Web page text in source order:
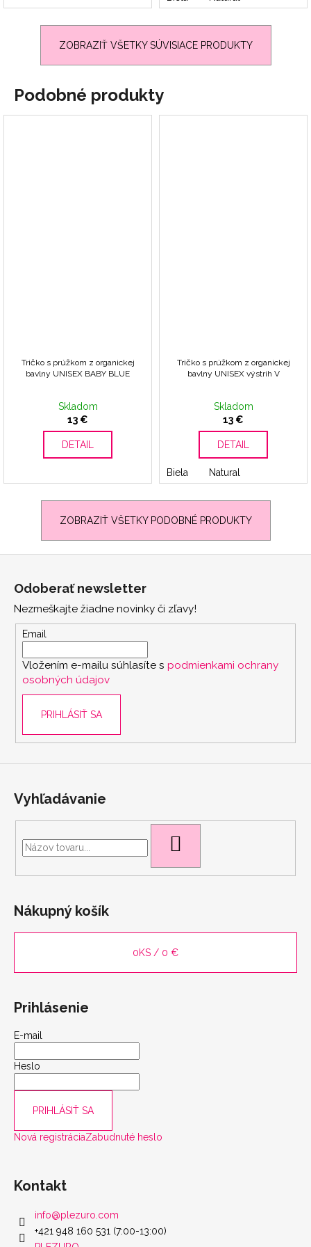
ZOBRAZIŤ VŠETKY SÚVISIACE PRODUKTY
Podobné produkty
Tričko s prúžkom z organickej
bavlny UNISEX BABY BLUE
Skladom
13 €
DETAIL
Tričko s prúžkom z organickej
bavlny UNISEX výstrih V
Skladom
13 €
DETAIL
Biela Natural
ZOBRAZIŤ VŠETKY PODOBNÉ PRODUKTY
Odoberať newsletter
Nezmeškajte žiadne novinky či zľavy!
Email
Vložením e-mailu súhlasíte s podmienkami ochrany
osobných údajov
PRIHLÁSIŤ SA
Vyhľadávanie
Nákupný košík
0KS / 0 €
Prihlásenie
E-mail
Heslo
PRIHLÁSIŤ SA
Nová registráciaZabudnuté heslo
Kontakt
info@plezuro.com
+421 948 160 531 (7:00-13:00)